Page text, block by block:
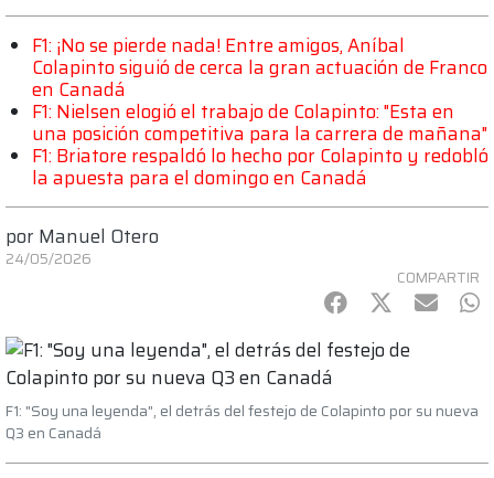
F1: ¡No se pierde nada! Entre amigos, Aníbal
Colapinto siguió de cerca la gran actuación de Franco
en Canadá
F1: Nielsen elogió el trabajo de Colapinto: "Esta en
una posición competitiva para la carrera de mañana"
F1: Briatore respaldó lo hecho por Colapinto y redobló
la apuesta para el domingo en Canadá
por Manuel Otero
24/05/2026
COMPARTIR
Facebook
Twitter
mail
F1: "Soy una leyenda", el detrás del festejo de Colapinto por su nueva
Q3 en Canadá